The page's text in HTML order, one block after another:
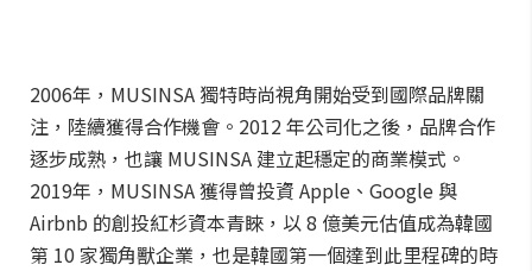
2006年，MUSINSA 獨特時尚視角開始受到國際品牌關
注，陸續獲得合作機會。2012 年公司化之後，品牌合作
逐步成熟，也讓 MUSINSA 建立起穩定的商業模式。
2019年，MUSINSA 獲得曾投資 Apple、Google 與
Airbnb 的創投紅杉資本青睞，以 8 億美元估值成為韓國
第 10 家獨角獸企業，也是韓國第一個達到此里程碑的時